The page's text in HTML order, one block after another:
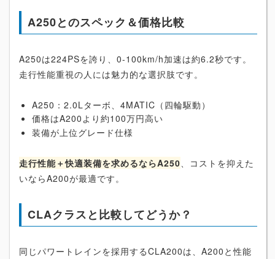
A250とのスペック＆価格比較
A250は224PSを誇り、0-100km/h加速は約6.2秒です。
走行性能重視の人には魅力的な選択肢です。
A250：2.0Lターボ、4MATIC（四輪駆動）
価格はA200より約100万円高い
装備が上位グレード仕様
走行性能＋快適装備を求めるならA250 、コストを抑えた
いならA200が最適です。
CLAクラスと比較してどうか？
同じパワートレインを採用するCLA200は、A200と性能